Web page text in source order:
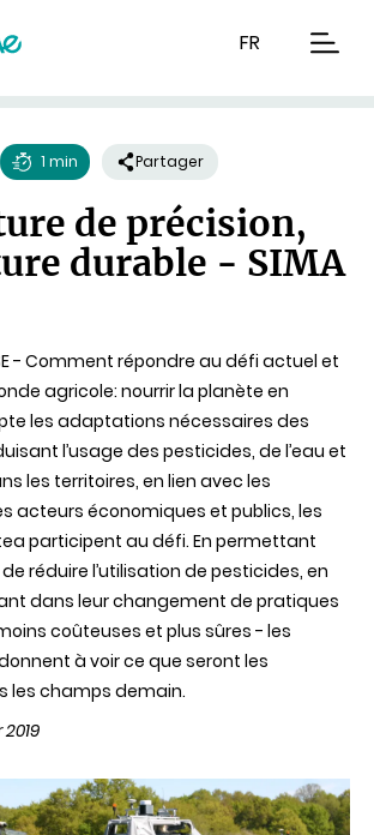
FR
de
lecture
1 min Partager
de précision,
durable - SIMA
- Comment répondre au défi actuel et
agricole: nourrir la planète en
les adaptations nécessaires des
l’usage des pesticides, de l’eau et
les territoires, en lien avec les
acteurs économiques et publics, les
participent au défi. En permettant
réduire l’utilisation de pesticides, en
dans leur changement de pratiques
coûteuses et plus sûres - les
à voir ce que seront les
les champs demain.